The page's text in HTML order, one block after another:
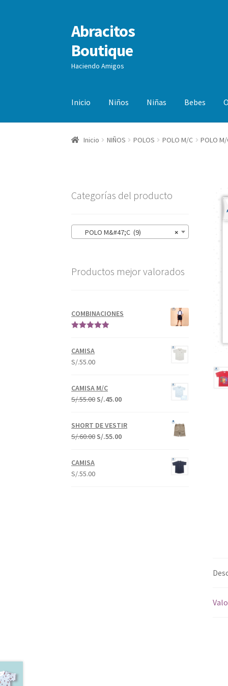
Ir
a
la
navegación
Ir
al
contenido
Abracitos
Boutique
Haciendo Amigos
Inicio Niños Niñas Bebes
Inicio NIÑOS POLOS POLO M/C POLO
Categorías del producto
×
POLO M&#47;C (9)
Productos mejor valorados
COMBINACIONES
CAMISA
S/.55.00
CAMISA M/C
S/.55.00 S/.45.00
SHORT DE VESTIR
S/.60.00 S/.55.00
CAMISA
S/.55.00